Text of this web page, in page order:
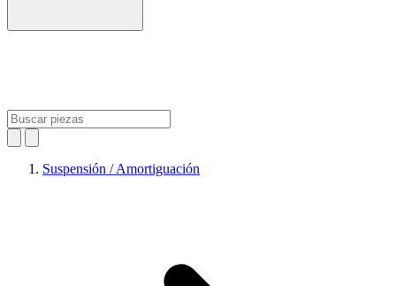
Suspensión / Amortiguación